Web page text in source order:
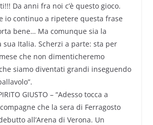
Da anni fra noi c’è questo gioco.
io continuo a ripetere questa frase
bene… Ma comunque sia la
sua Italia. Scherzi a parte: sta per
che non dimenticheremo
siamo diventati grandi inseguendo
GIUSTO – “Adesso tocca a
che la sera di Ferragosto
all’Arena di Verona. Un